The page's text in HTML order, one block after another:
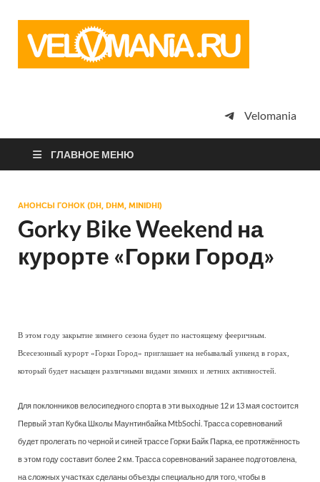
просто
Velomania
ГЛАВНОЕ МЕНЮ
АНОНСЫ ГОНОК (DH, DHM, MINIDHI)
Gorky Bike Weekend на
курорте «Горки Город»
В этом году закрытие зимнего сезона будет по настоящему фееричным.
Всесезонный курорт «Горки Город» приглашает на небывалый уикенд в горах,
который будет насыщен различными видами зимних и летних активностей.
Для поклонников велосипедного спорта в эти выходные 12 и 13 мая состоится
Первый этап Кубка Школы Маунтинбайка MtbSochi. Трасса соревнований
будет пролегать по черной и синей трассе Горки Байк Парка, ее протяжённость
в этом году составит более 2 км. Трасса соревнований заранее подготовлена,
на сложных участках сделаны объезды специально для того, чтобы в